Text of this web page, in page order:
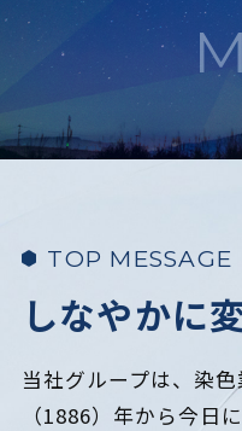
TOP MESSAGE
しなやかに
当社グループは、染
（1886）年から今日